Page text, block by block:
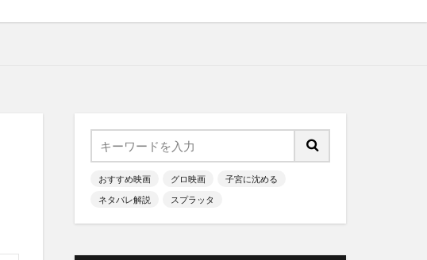
おすすめ映画 グロ映画
子宮に沈める
ネタバレ解説
スプラッタ